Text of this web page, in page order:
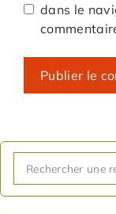
dans le